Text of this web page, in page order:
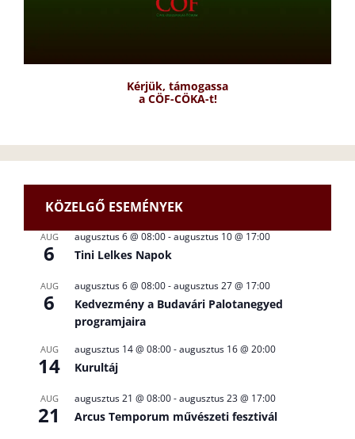
Kérjük, támogassa
a CÖF-CÖKA-t!
KÖZELGŐ ESEMÉNYEK
AUG
6
augusztus 6 @ 08:00-augusztus 10 @ 17:00
Tini Lelkes Napok
AUG
6
augusztus 6 @ 08:00-augusztus 27 @ 17:00
Kedvezmény a Budavári Palotanegyed
programjaira
AUG
14
augusztus 14 @ 08:00-augusztus 16 @ 20:00
Kurultáj
AUG
21
augusztus 21 @ 08:00-augusztus 23 @ 17:00
Arcus Temporum művészeti fesztivál